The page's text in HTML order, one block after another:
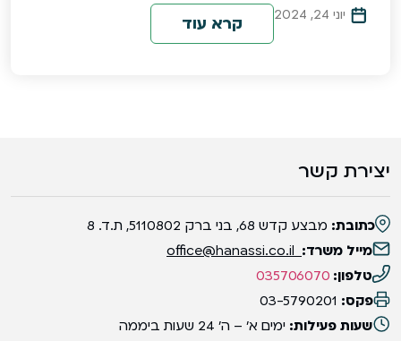
יוני 24, 2024 קרא עוד
יצירת קשר
כתובת: מבצע קדש 68, בני ברק 5110802, ת.ד. 8
מייל משרד:
טלפון: 035706070
פקס: 03-5790201
שעות פעילות: ימים א' – ה' 24 שעות ביממה